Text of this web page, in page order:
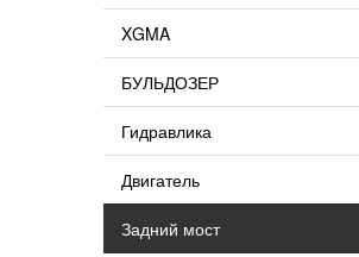
XGMA
БУЛЬДОЗЕР
Гидравлика
Двигатель
Задний мост